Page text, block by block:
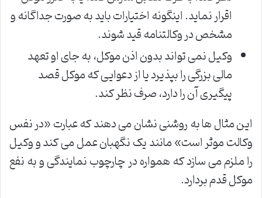
اقرار نماید. اینگونه اختیارات باید به صورت جداگانه و
مشخص در وکالتنامه قید شوند.
وکیل نمی تواند بدون اذن موکل، به جای او تعهد
مالی بزرگی را بپذیرد یا از دعوایی که موکل قصد
پیگیری آن را دارد، صرف نظر کند.
این مثال ها به روشنی نشان می دهند که عبارت «در نفس
وکالت موثر است» مانند یک نگهبان عمل می کند و وکیل
را ملزم می سازد که همواره در چارچوب نمایندگی و به نفع
موکل قدم بردارد.